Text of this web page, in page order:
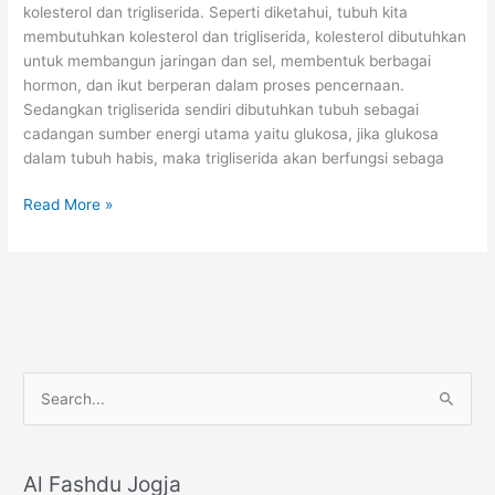
kolesterol dan trigliserida. Seperti diketahui, tubuh kita
membutuhkan kolesterol dan trigliserida, kolesterol dibutuhkan
untuk membangun jaringan dan sel, membentuk berbagai
hormon, dan ikut berperan dalam proses pencernaan.
Sedangkan trigliserida sendiri dibutuhkan tubuh sebagai
cadangan sumber energi utama yaitu glukosa, jika glukosa
dalam tubuh habis, maka trigliserida akan berfungsi sebaga
Kolesterol
Read More »
r
Al Fashdu Jogja